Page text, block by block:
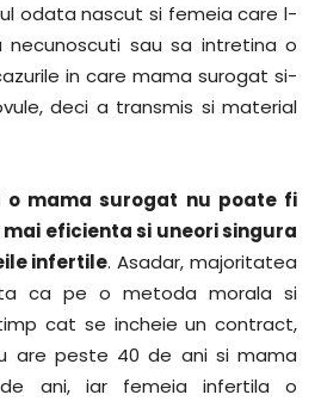
odata nascut si femeia care l-
sau sa intretina o
in care mama surogat si-
deci a transmis si material
o mama surogat nu poate fi
eficienta si uneori singura
infertile. Asadar, majoritatea
ca pe o metoda morala si
cat se incheie un contract,
are peste 40 de ani si mama
ani, iar femeia infertila o